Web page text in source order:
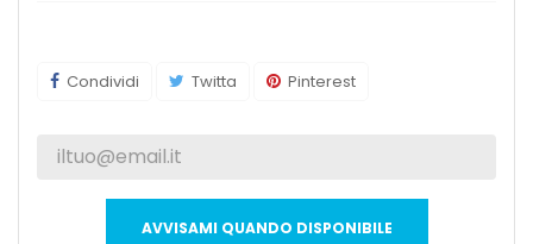
Condividi Twitta Pinterest
AVVISAMI QUANDO DISPONIBILE